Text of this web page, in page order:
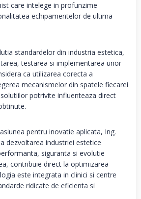
care intelege in profunzime
echipamentelor de ultima
standardelor din industria estetica,
testarea si implementarea unor
ca utilizarea corecta a
mecanismelor din spatele fiecarei
potrivite influenteaza direct
pentru inovatie aplicata, Ing.
dezvoltarea industriei estetice
siguranta si evolutie
contribuie direct la optimizarea
este integrata in clinici si centre
ridicate de eficienta si